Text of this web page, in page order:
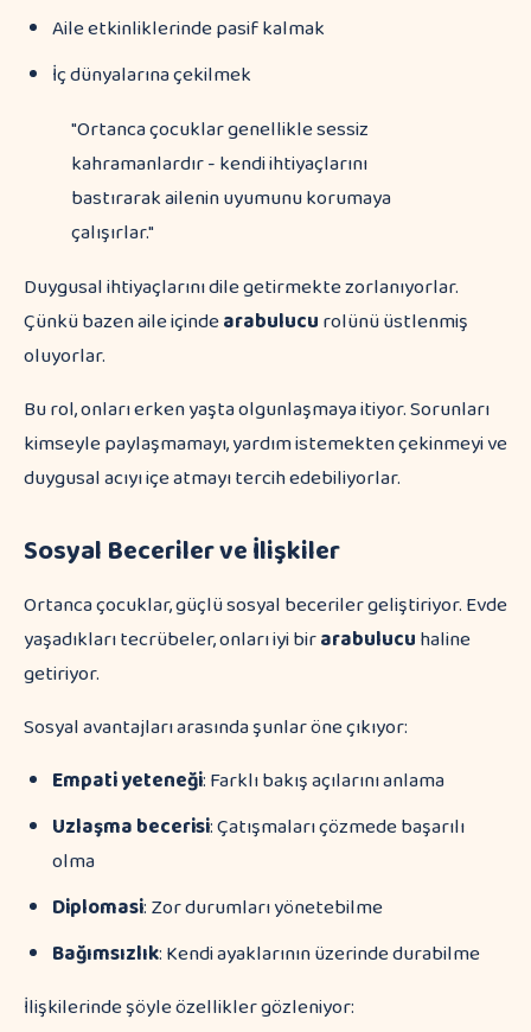
Aile etkinliklerinde pasif kalmak
İç dünyalarına çekilmek
"Ortanca çocuklar genellikle sessiz
kahramanlardır - kendi ihtiyaçlarını
bastırarak ailenin uyumunu korumaya
çalışırlar."
Duygusal ihtiyaçlarını dile getirmekte zorlanıyorlar.
Çünkü bazen aile içindearabulucurolünü üstlenmiş
oluyorlar.
Bu rol, onları erken yaşta olgunlaşmaya itiyor. Sorunları
kimseyle paylaşmamayı, yardım istemekten çekinmeyi ve
duygusal acıyı içe atmayı tercih edebiliyorlar.
Sosyal Beceriler ve İlişkiler
Ortanca çocuklar, güçlü sosyal beceriler geliştiriyor. Evde
yaşadıkları tecrübeler, onları iyi birarabulucuhaline
getiriyor.
Sosyal avantajları arasında şunlar öne çıkıyor:
Empati yeteneği: Farklı bakış açılarını anlama
Uzlaşma becerisi: Çatışmaları çözmede başarılı
olma
Diplomasi: Zor durumları yönetebilme
Bağımsızlık: Kendi ayaklarının üzerinde durabilme
İlişkilerinde şöyle özellikler gözleniyor: